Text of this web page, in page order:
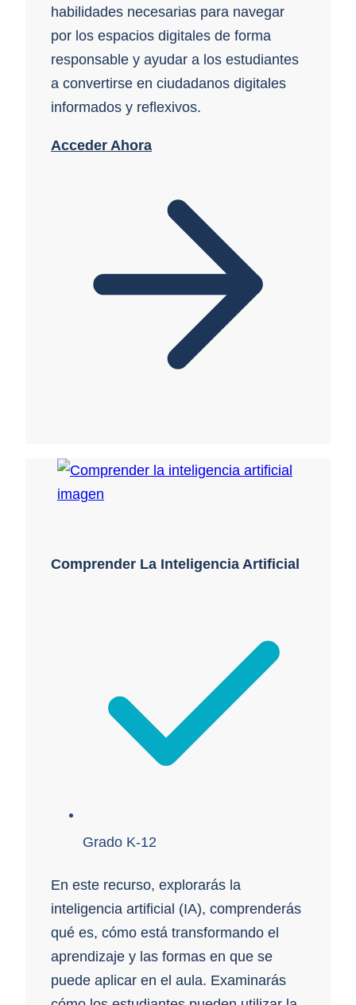
habilidades necesarias para navegar
por los espacios digitales de forma
responsable y ayudar a los estudiantes
a convertirse en ciudadanos digitales
informados y reflexivos.
Acceder Ahora
Comprender La Inteligencia Artificial
Grado K-12
En este recurso, explorarás la
inteligencia artificial (IA), comprenderás
qué es, cómo está transformando el
aprendizaje y las formas en que se
puede aplicar en el aula. Examinarás